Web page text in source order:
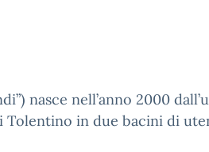
nasce nell’anno 2000
in due bacini di